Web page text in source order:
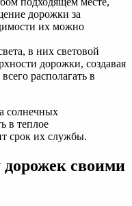
дорожки за
их можно
в них световой
дорожки, создавая
располагать в
солнечных
в теплое
срок их службы.
дорожек своими